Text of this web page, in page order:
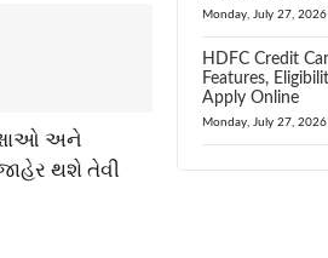
અને
થશે તેવી
Monday, July 27, 2026
HDFC Credit
Features,
Apply Online
Monday, July 27, 2026